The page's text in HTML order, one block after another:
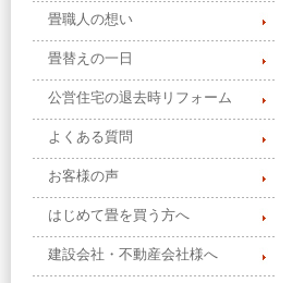
畳職人の想い
畳替えの一日
公営住宅の退去時リフォーム
よくある質問
お客様の声
はじめて畳を買う方へ
建設会社・不動産会社様へ